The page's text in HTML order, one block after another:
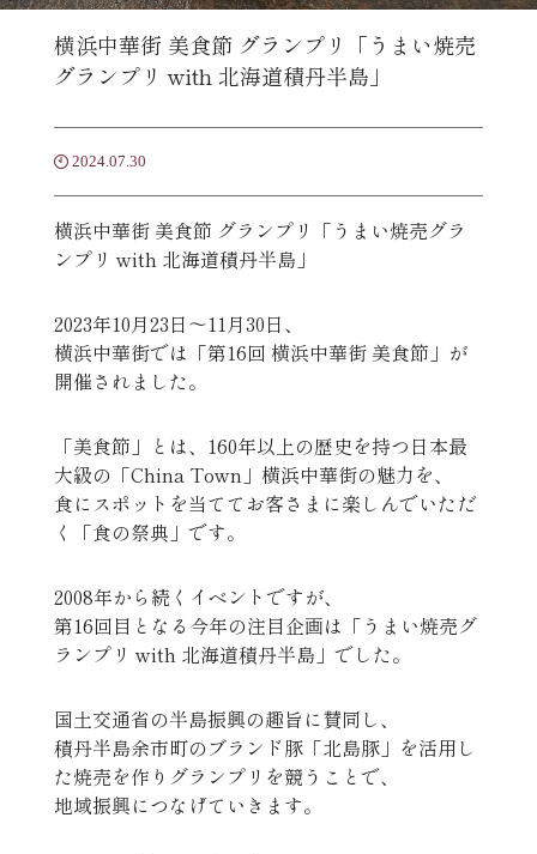
横浜中華街 美食節 グランプリ「うまい焼売
グランプリ with 北海道積丹半島」
2024.07.30
横浜中華街 美食節 グランプリ「うまい焼売グラ
ンプリ with 北海道積丹半島」
2023年10月23日〜11月30日、
横浜中華街では「第16回 横浜中華街 美食節」が
開催されました。
「美食節」とは、160年以上の歴史を持つ日本最
大級の「China Town」横浜中華街の魅力を、
食にスポットを当ててお客さまに楽しんでいただ
く「食の祭典」です。
2008年から続くイベントですが、
第16回目となる今年の注目企画は「うまい焼売グ
ランプリ with 北海道積丹半島」でした。
国土交通省の半島振興の趣旨に賛同し、
積丹半島余市町のブランド豚「北島豚」を活用し
た焼売を作りグランプリを競うことで、
地域振興につなげていきます。